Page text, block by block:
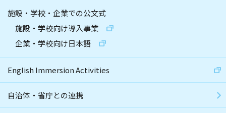
施設・学校・企業での公文式
施設・学校向け導入事業
企業・学校向け日本語
English Immersion Activities
自治体・省庁との連携